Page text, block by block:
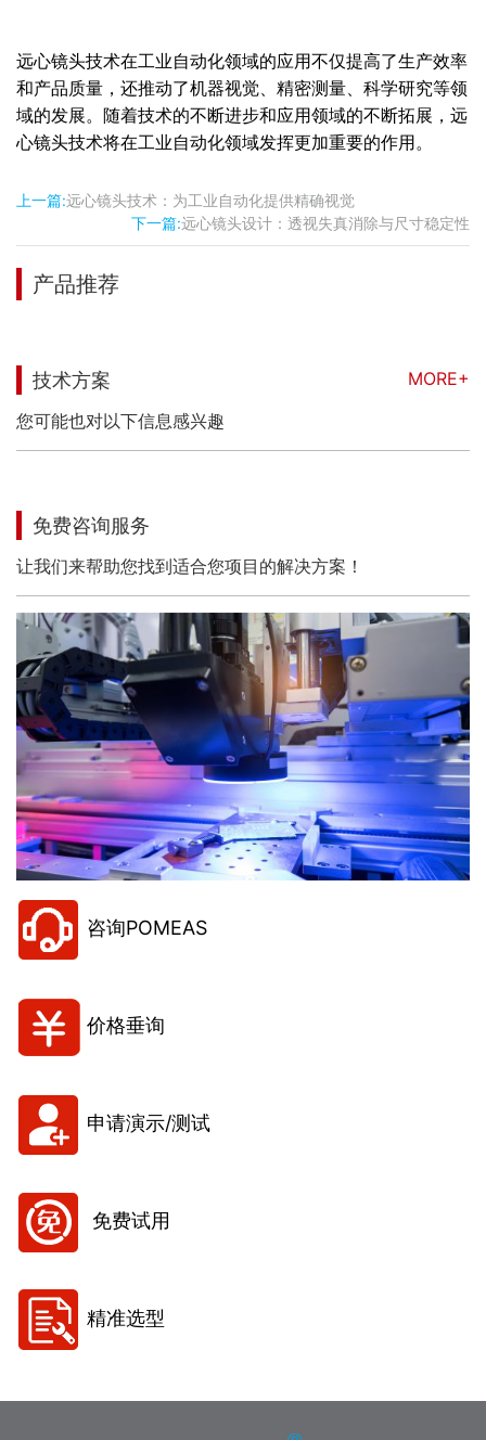
远心镜头技术在工业自动化领域的应用不仅提高了生产效率
和产品质量，还推动了机器视觉、精密测量、科学研究等领
域的发展。随着技术的不断进步和应用领域的不断拓展，远
心镜头技术将在工业自动化领域发挥更加重要的作用。
上一篇:远心镜头技术：为工业自动化提供精确视觉
下一篇:远心镜头设计：透视失真消除与尺寸稳定性
产品推荐
技术方案
MORE+
您可能也对以下信息感兴趣
免费咨询服务
让我们来帮助您找到适合您项目的解决方案！
咨询POMEAS
价格垂询
申请演示/测试
免费试用
精准选型